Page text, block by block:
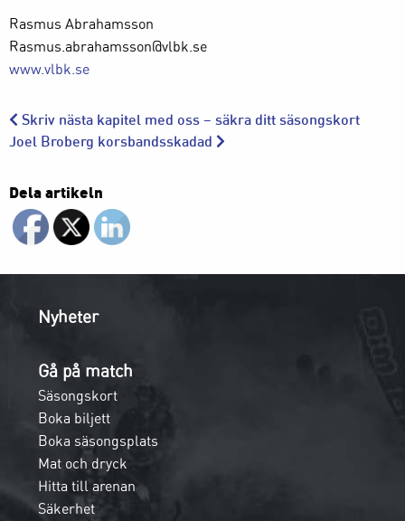
Rasmus Abrahamsson
Rasmus.abrahamsson@vlbk.se
www.vlbk.se
Skriv nästa kapitel med oss – säkra ditt säsongskort
Joel Broberg korsbandsskadad
Dela artikeln
Nyheter
Gå på match
Säsongskort
Boka biljett
Boka säsongsplats
Mat och dryck
Hitta till arenan
Säkerhet